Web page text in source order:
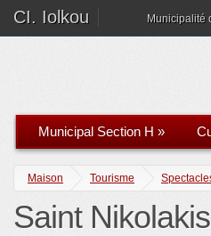
CI. Iolkou Municipalité
Municipal Section H »
Maison Tourisme
Saint